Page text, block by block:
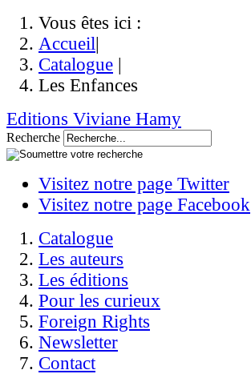
Vous êtes ici :
Accueil|
Catalogue |
Les Enfances
Editions Viviane Hamy
Recherche
Visitez notre page Twitter
Visitez notre page Facebook
Catalogue
Les auteurs
Les éditions
Pour les curieux
Foreign Rights
Newsletter
Contact